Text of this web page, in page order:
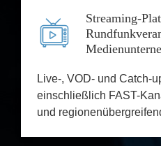
Streaming-Plattformen für
Live-, VOD- und Catch-
einschließlich FAST-
und